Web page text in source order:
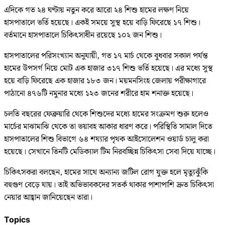
এদিকে গত ২৪ ঘণ্টায় নতুন করে আরো ২৪ শিশু হামের লক্ষণ নিয়ে
হাসপাতালে ভর্তি হয়েছে। একই সময়ে সুস্থ হয়ে বাড়ি ফিরেছে ১৭ শিশু।
বর্তমানে হাসপাতালে চিকিৎসাধীন রয়েছে ১০২ জন শিশু।
হাসপাতালের পরিসংখ্যান অনুযায়ী, গত ১৭ মার্চ থেকে বুধবার সকাল পর্যন্ত
হামের উপসর্গ নিয়ে মোট এক হাজার ৩১৭ শিশু ভর্তি হয়েছে। এর মধ্যে সুস্থ
হয়ে বাড়ি ফিরেছে এক হাজার ১৮৩ জন। ময়মনসিংহ জেলায় পরীক্ষাগারে
পাঠানো ৪৭৬টি নমুনার মধ্যে ১২৩ জনের শরীরে হাম শনাক্ত হয়েছে।
চলতি বছরের ফেব্রুয়ারি থেকে শিশুদের মধ্যে হামের সংক্রমণ শুরু হলেও
মার্চের মাঝামাঝি থেকে তা ভয়াবহ আকার ধারণ করে। পরিস্থিতি সামাল দিতে
হাসপাতালের শিশু বিভাগে ৬৪ শয্যার পৃথক আইসোলেশন ওয়ার্ড চালু করা
হয়েছে। সেখানে তিনটি মেডিক্যাল টিম নিরবচ্ছিন্ন চিকিৎসা সেবা দিয়ে যাচ্ছে।
চিকিৎসকরা বলছেন, হামের সাথে অন্যান্য জটিল রোগ যুক্ত হলে মৃত্যুঝুঁকি
বহুগুণ বেড়ে যায়। তাই অভিভাবকদের সতর্ক থাকার পাশাপাশি দ্রুত চিকিৎসা
নেয়ার আহ্বান জানিয়েছেন তারা।
Topics